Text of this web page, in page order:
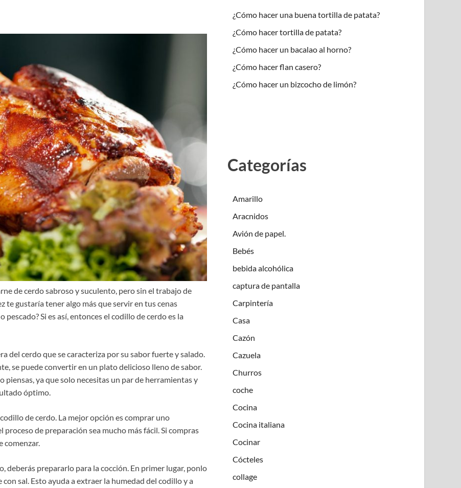
de cerdo sabroso y suculento, pero sin el trabajo de
te gustaría tener algo más que servir en tus cenas
Si es así, entonces el codillo de cerdo es la
del cerdo que se caracteriza por su sabor fuerte y salado.
se puede convertir en un plato delicioso lleno de sabor.
ya que solo necesitas un par de herramientas y
óptimo.
de cerdo. La mejor opción es comprar uno
de preparación sea mucho más fácil. Si compras
comenzar.
deberás prepararlo para la cocción. En primer lugar, ponlo
sal. Esto ayuda a extraer la humedad del codillo y a
¿Cómo hacer una buena tortilla de patata?
¿Cómo hacer tortilla de patata?
¿Cómo hacer un bacalao al horno?
¿Cómo hacer flan casero?
¿Cómo hacer un bizcocho de limón?
Categorías
Amarillo
Aracnidos
Avión de papel.
Bebés
bebida alcohólica
captura de pantalla
Carpintería
Casa
Cazón
Cazuela
Churros
coche
Cocina
Cocina italiana
Cocinar
Cócteles
collage